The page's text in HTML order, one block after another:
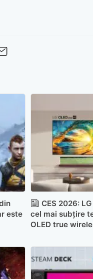
LinkedIn
pe Pinterest
prin
este
CES 2026:
cel mai subțire
OLED true